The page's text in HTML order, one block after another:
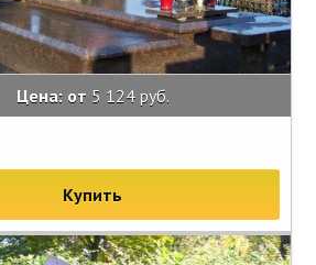
Цена: от 5 124 руб.
Купить